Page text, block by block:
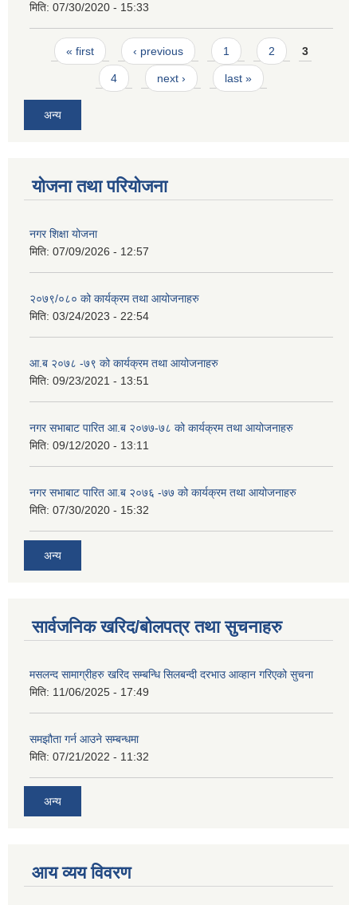
मिति: 07/30/2020 - 15:33
Pages
« first ‹ previous 1 2 3
4 next › last »
अन्य
योजना तथा परियोजना
नगर शिक्षा योजना
मिति: 07/09/2026 - 12:57
२०७९/०८० को कार्यक्रम तथा आयोजनाहरु
मिति: 03/24/2023 - 22:54
आ.ब २०७८ -७९ को कार्यक्रम तथा आयोजनाहरु
मिति: 09/23/2021 - 13:51
नगर सभाबाट पारित आ.ब २०७७-७८ को कार्यक्रम तथा आयोजनाहरु
मिति: 09/12/2020 - 13:11
नगर सभाबाट पारित आ.ब २०७६ -७७ को कार्यक्रम तथा आयोजनाहरु
मिति: 07/30/2020 - 15:32
अन्य
सार्वजनिक खरिद/बोलपत्र तथा सुचनाहरु
मसलन्द सामाग्रीहरु खरिद सम्बन्धि सिलबन्दी दरभाउ आव्हान गरिएको सुचना
मिति: 11/06/2025 - 17:49
समझौता गर्न आउने सम्बन्धमा
मिति: 07/21/2022 - 11:32
अन्य
आय व्यय विवरण